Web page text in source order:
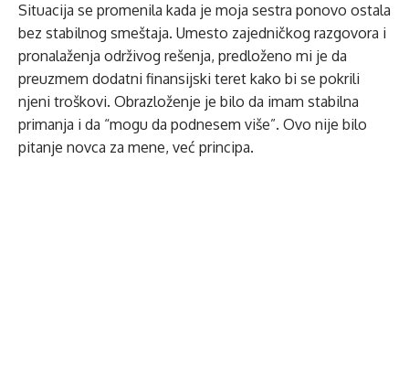
Situacija se promenila kada je moja sestra ponovo ostala
bez stabilnog smeštaja. Umesto zajedničkog razgovora i
pronalaženja održivog rešenja, predloženo mi je da
preuzmem dodatni finansijski teret kako bi se pokrili
njeni troškovi. Obrazloženje je bilo da imam stabilna
primanja i da “mogu da podnesem više”. Ovo nije bilo
pitanje novca za mene, već principa.